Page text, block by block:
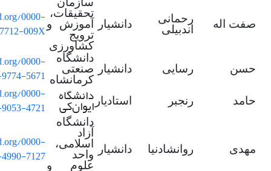
صفت اله
رحمانی
اندبیلی
دانشیار
تحقیقات،
آموزش و
ترویج
کشاورزی
0000-
009X
حسن رسایی دانشیار
دانشگاه
صنعتی
کرمانشاه
0000-
5671
حامد رنجبر استادیار دانشگاه
ایوانکی
0000-
4721
مهدی روانشادنیا دانشیار
دانشگاه
آزاد
اسلامی،
واحد
علوم و
0000-
7127